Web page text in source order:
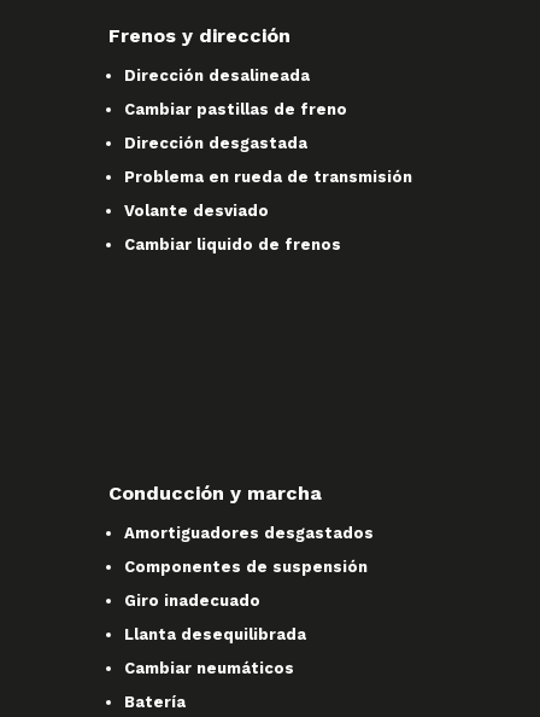
Frenos y dirección
Dirección desalineada
Cambiar pastillas de freno
Dirección desgastada
Problema en rueda de transmisión
Volante desviado
Cambiar liquido de frenos
Conducción y marcha
Amortiguadores desgastados
Componentes de suspensión
Giro inadecuado
Llanta desequilibrada
Cambiar neumáticos
Batería